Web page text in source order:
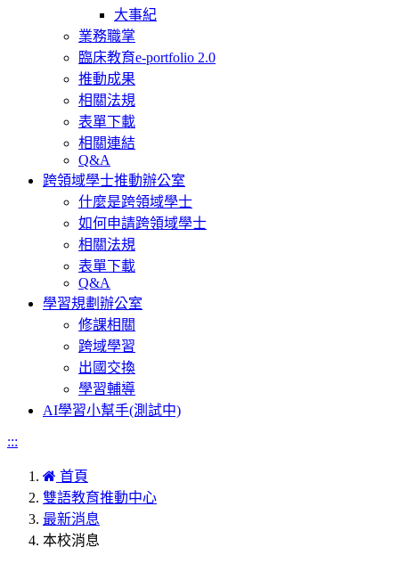
大事紀
業務職掌
臨床教育e-portfolio 2.0
推動成果
相關法規
表單下載
相關連結
Q&A
跨領域學士推動辦公室
什麼是跨領域學士
如何申請跨領域學士
相關法規
表單下載
Q&A
學習規劃辦公室
修課相關
跨域學習
出國交換
學習輔導
AI學習小幫手(測試中)
:::
首頁
雙語教育推動中心
最新消息
本校消息